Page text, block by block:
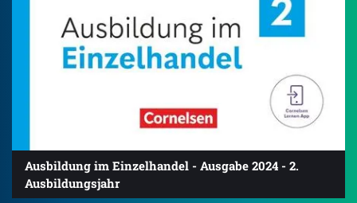
Ausbildung im Einzelhandel - Ausgabe 2024 - 2.
Ausbildungsjahr